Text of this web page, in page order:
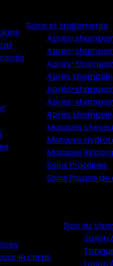
Soins et traitements
Après-
Après-
Après-
Après
Après-
Après-
Après
Masques
Masques
Masques
Soins Protéinés
Soins Pousse
le corps
Soin du
Savon